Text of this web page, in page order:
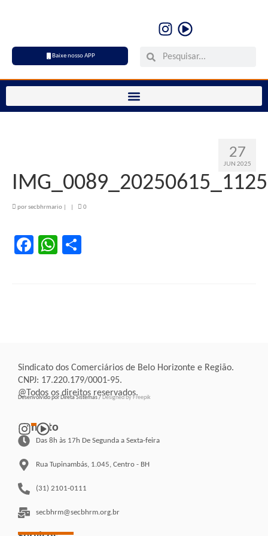
Baixe nosso APP
27
JUN 2025
porsecbhrmario 0
Facebook
WhatsApp
Sindicato dos Comerciários de Belo Horizonte e Região.
CNPJ: 17.220.179/0001-95.
@Todos os direitos reservados.
Desenvolvido por Direta Sistemas /Designed by Freepik
Contato
Das 8h às 17h De Segunda a Sexta-feira
Rua Tupinambás, 1.045, Centro - BH
(31) 2101-0111
secbhrm@secbhrm.org.br